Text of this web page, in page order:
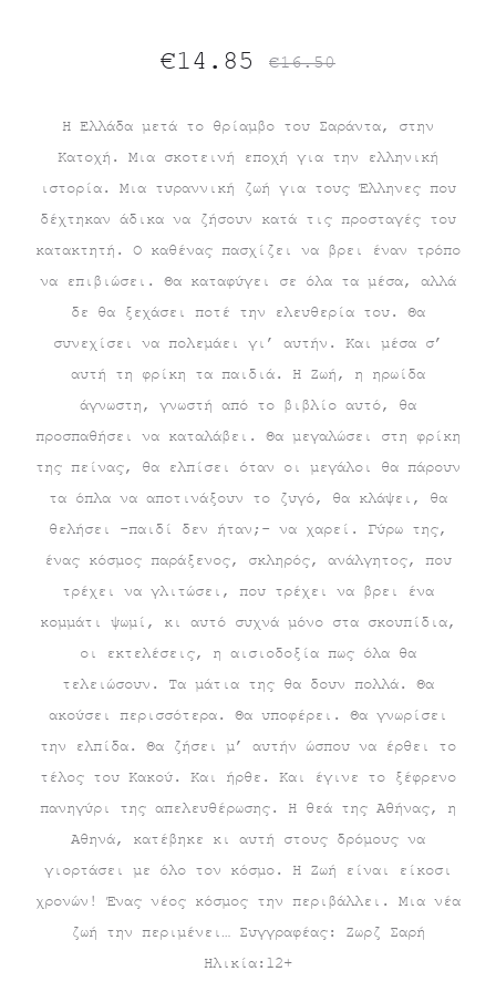
Η Ελλάδα μετά το θρίαμβο του Σαράντα, στην
Κατοχή. Μια σκοτεινή εποχή για την ελληνική
ιστορία. Μια τυραννική ζωή για τους Έλληνες που
δέχτηκαν άδικα να ζήσουν κατά τις προσταγές του
κατακτητή. Ο καθένας πασχίζει να βρει έναν τρόπο
να επιβιώσει. Θα καταφύγει σε όλα τα μέσα, αλλά
δε θα ξεχάσει ποτέ την ελευθερία του. Θα
συνεχίσει να πολεμάει γι’ αυτήν. Και μέσα σ’
αυτή τη φρίκη τα παιδιά. Η Ζωή, η ηρωίδα
άγνωστη, γνωστή από το βιβλίο αυτό, θα
προσπαθήσει να καταλάβει. Θα μεγαλώσει στη φρίκη
της πείνας, θα ελπίσει όταν οι μεγάλοι θα πάρουν
τα όπλα να αποτινάξουν το ζυγό, θα κλάψει, θα
θελήσει -παιδί δεν ήταν;- να χαρεί. Γύρω της,
ένας κόσμος παράξενος, σκληρός, ανάλγητος, που
τρέχει να γλιτώσει, που τρέχει να βρει ένα
κομμάτι ψωμί, κι αυτό συχνά μόνο στα σκουπίδια,
οι εκτελέσεις, η αισιοδοξία πως όλα θα
τελειώσουν. Τα μάτια της θα δουν πολλά. Θα
ακούσει περισσότερα. Θα υποφέρει. Θα γνωρίσει
την ελπίδα. Θα ζήσει μ’ αυτήν ώσπου να έρθει το
τέλος του Κακού. Και ήρθε. Και έγινε το ξέφρενο
πανηγύρι της απελευθέρωσης. Η θεά της Αθήνας, η
Αθηνά, κατέβηκε κι αυτή στους δρόμους να
γιορτάσει με όλο τον κόσμο. Η Ζωή είναι είκοσι
χρονών! Ένας νέος κόσμος την περιβάλλει. Μια νέα
ζωή την περιμένει… Συγγραφέας: Ζωρζ Σαρή
Ηλικία:12+
€16.50
Original
price
was:
€16.50.
€14.85
Η
τρέχουσα
τιμή
είναι:
€14.85.